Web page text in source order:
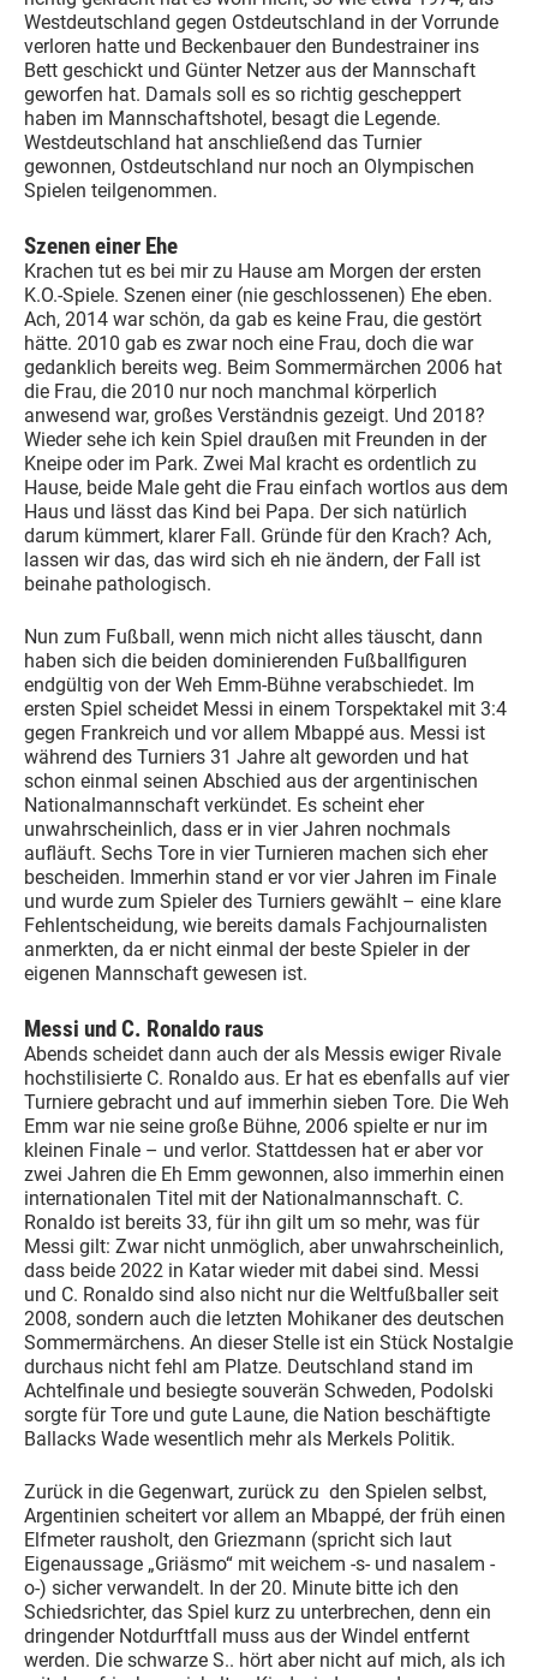
Westdeutschland gegen Ostdeutschland in der Vorrunde
verloren hatte und Beckenbauer den Bundestrainer ins
Bett geschickt und Günter Netzer aus der Mannschaft
geworfen hat. Damals soll es so richtig gescheppert
haben im Mannschaftshotel, besagt die Legende.
Westdeutschland hat anschließend das Turnier
gewonnen, Ostdeutschland nur noch an Olympischen
Spielen teilgenommen.
Szenen einer Ehe
Krachen tut es bei mir zu Hause am Morgen der ersten
K.O.-Spiele. Szenen einer (nie geschlossenen) Ehe eben.
Ach, 2014 war schön, da gab es keine Frau, die gestört
hätte. 2010 gab es zwar noch eine Frau, doch die war
gedanklich bereits weg. Beim Sommermärchen 2006 hat
die Frau, die 2010 nur noch manchmal körperlich
anwesend war, großes Verständnis gezeigt. Und 2018?
Wieder sehe ich kein Spiel draußen mit Freunden in der
Kneipe oder im Park. Zwei Mal kracht es ordentlich zu
Hause, beide Male geht die Frau einfach wortlos aus dem
Haus und lässt das Kind bei Papa. Der sich natürlich
darum kümmert, klarer Fall. Gründe für den Krach? Ach,
lassen wir das, das wird sich eh nie ändern, der Fall ist
beinahe pathologisch.
Nun zum Fußball, wenn mich nicht alles täuscht, dann
haben sich die beiden dominierenden Fußballfiguren
endgültig von der Weh Emm-Bühne verabschiedet. Im
ersten Spiel scheidet Messi in einem Torspektakel mit 3:4
gegen Frankreich und vor allem Mbappé aus. Messi ist
während des Turniers 31 Jahre alt geworden und hat
schon einmal seinen Abschied aus der argentinischen
Nationalmannschaft verkündet. Es scheint eher
unwahrscheinlich, dass er in vier Jahren nochmals
aufläuft. Sechs Tore in vier Turnieren machen sich eher
bescheiden. Immerhin stand er vor vier Jahren im Finale
und wurde zum Spieler des Turniers gewählt – eine klare
Fehlentscheidung, wie bereits damals Fachjournalisten
anmerkten, da er nicht einmal der beste Spieler in der
eigenen Mannschaft gewesen ist.
Messi und C. Ronaldo raus
Abends scheidet dann auch der als Messis ewiger Rivale
hochstilisierte C. Ronaldo aus. Er hat es ebenfalls auf vier
Turniere gebracht und auf immerhin sieben Tore. Die Weh
Emm war nie seine große Bühne, 2006 spielte er nur im
kleinen Finale – und verlor. Stattdessen hat er aber vor
zwei Jahren die Eh Emm gewonnen, also immerhin einen
internationalen Titel mit der Nationalmannschaft. C.
Ronaldo ist bereits 33, für ihn gilt um so mehr, was für
Messi gilt: Zwar nicht unmöglich, aber unwahrscheinlich,
dass beide 2022 in Katar wieder mit dabei sind. Messi
und C. Ronaldo sind also nicht nur die Weltfußballer seit
2008, sondern auch die letzten Mohikaner des deutschen
Sommermärchens. An dieser Stelle ist ein Stück Nostalgie
durchaus nicht fehl am Platze. Deutschland stand im
Achtelfinale und besiegte souverän Schweden, Podolski
sorgte für Tore und gute Laune, die Nation beschäftigte
Ballacks Wade wesentlich mehr als Merkels Politik.
Zurück in die Gegenwart, zurück zu den Spielen selbst,
Argentinien scheitert vor allem an Mbappé, der früh einen
Elfmeter rausholt, den Griezmann (spricht sich laut
Eigenaussage „Griäsmo“ mit weichem -s- und nasalem -
o-) sicher verwandelt. In der 20. Minute bitte ich den
Schiedsrichter, das Spiel kurz zu unterbrechen, denn ein
dringender Notdurftfall muss aus der Windel entfernt
werden. Die schwarze S.. hört aber nicht auf mich, als ich